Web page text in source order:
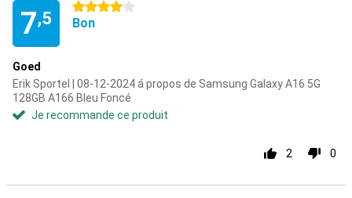
7,5
4 étoiles
Bon
Goed
Erik Sportel | 08-12-2024 á propos de Samsung Galaxy A16 5G
128GB A166 Bleu Foncé
Je recommande ce produit
2 0